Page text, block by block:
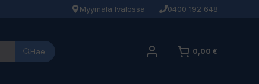
Myymälä Ivalossa 0400 192 648
Hae 0,00 €